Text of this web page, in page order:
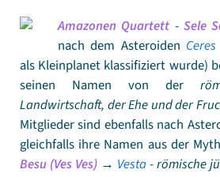
Amazonen Quartett -Sele
nach dem Asteroiden Ceres
als Kleinplanet klassifiziert wurde)
seinen Namen von der
Landwirtschaft, der Ehe und der
Mitglieder sind ebenfalls nach
gleichfalls ihre Namen aus der
Besu (Ves Ves) → Vesta-römische